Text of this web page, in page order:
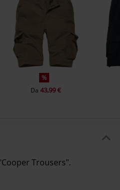
%
Da 43,99 €
Trousers".